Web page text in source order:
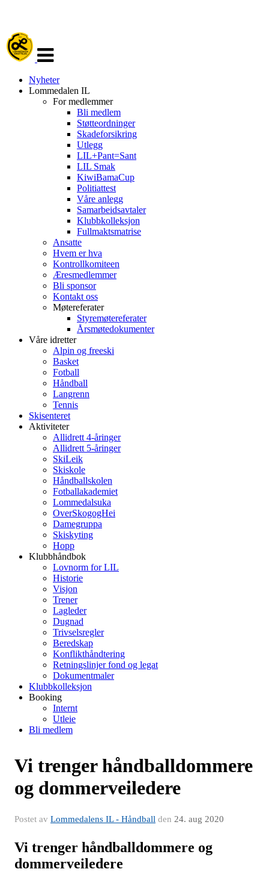
navigasjon
Nyheter
Lommedalen IL
For medlemmer
Bli medlem
Støtteordninger
Skadeforsikring
Utlegg
LIL+Pant=Sant
LIL Smak
KiwiBamaCup
Politiattest
Våre anlegg
Samarbeidsavtaler
Klubbkolleksjon
Fullmaktsmatrise
Ansatte
Hvem er hva
Kontrollkomiteen
Æresmedlemmer
Bli sponsor
Kontakt oss
Møtereferater
Styremøtereferater
Årsmøtedokumenter
Våre idretter
Alpin og freeski
Basket
Fotball
Håndball
Langrenn
Tennis
Skisenteret
Aktiviteter
Allidrett 4-åringer
Allidrett 5-åringer
SkiLeik
Skiskole
Håndballskolen
Fotballakademiet
Lommedalsuka
OverSkogogHei
Damegruppa
Skiskyting
Hopp
Klubbhåndbok
Lovnorm for LIL
Historie
Visjon
Trener
Lagleder
Dugnad
Trivselsregler
Beredskap
Konflikthåndtering
Retningslinjer fond og legat
Dokumentmaler
Klubbkolleksjon
Booking
Internt
Utleie
Bli medlem
Vi trenger håndballdommere
og dommerveiledere
Postet av Lommedalens IL - Håndball den 24. aug 2020
Vi trenger håndballdommere og
dommerveiledere